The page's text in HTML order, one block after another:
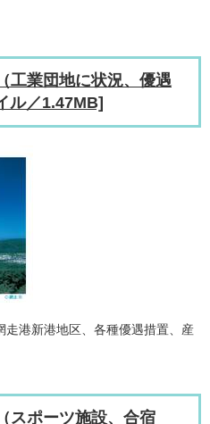
工業団地に状況、優遇
ル／1.47MB]
港新港地区、各種優遇措置、産
スポーツ施設、合宿